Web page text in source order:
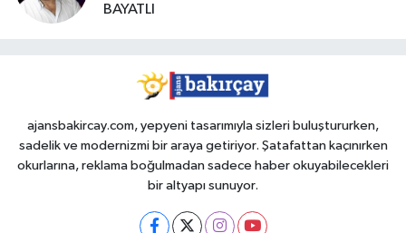
BAYATLI
ajansbakircay.com, yepyeni tasarımıyla sizleri buluştururken,
sadelik ve modernizmi bir araya getiriyor. Şatafattan kaçınırken
okurlarına, reklama boğulmadan sadece haber okuyabilecekleri
bir altyapı sunuyor.